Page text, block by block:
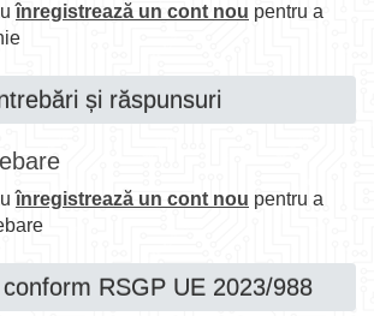
înregistrează un cont nou pentru a
și răspunsuri
înregistrează un cont nou pentru a
RSGP UE 2023/988